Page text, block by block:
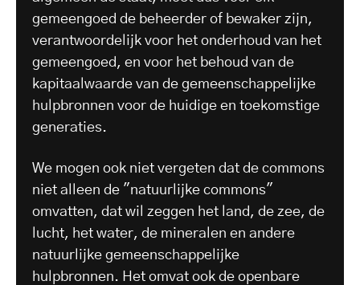
gemeengoed de beheerder of bewaker zijn,
verantwoordelijk voor het onderhoud van het
gemeengoed, en voor het behoud van de
kapitaalwaarde van de gemeenschappelijke
hulpbronnen voor de huidige en toekomstige
generaties.
We mogen ook niet vergeten dat de commons
niet alleen de "natuurlijke commons"
omvatten, dat wil zeggen het land, de zee, de
lucht, het water, de mineralen en andere
natuurlijke gemeenschappelijke
hulpbronnen. Het omvat ook de openbare